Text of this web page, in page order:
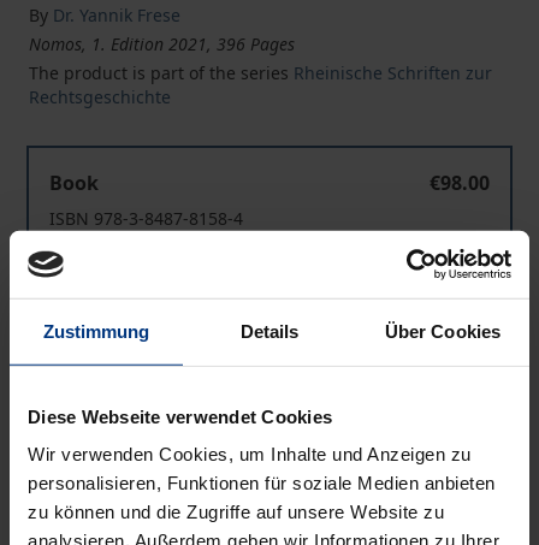
Zustimmung Details Über Cookies
Diese Webseite verwendet Cookies
Wir verwenden Cookies, um Inhalte und Anzeigen zu
personalisieren, Funktionen für soziale Medien anbieten
zu können und die Zugriffe auf unsere Website zu
analysieren. Außerdem geben wir Informationen zu Ihrer
By Dr. Yannik Frese
Nomos, 1. Edition 2021, 396 Pages
The product is part of the series Rheinische Schriften zur
Rechtsgeschichte
Book
€98.00
ISBN 978-3-8487-8158-4
Available
Unmöglichkeit und veränderte Umstände im ALR
eBook
€98.00
ISBN 978-3-7489-2587-3
Available
Prices include VAT. Depending on the delivery address, VAT
may vary at checkout.